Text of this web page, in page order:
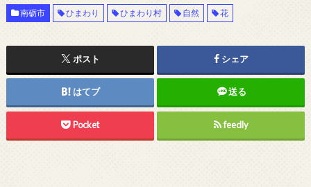
南砺市 ひまわり ひまわり村 自然 花
ポスト シェア
はてブ 送る
Pocket feedly